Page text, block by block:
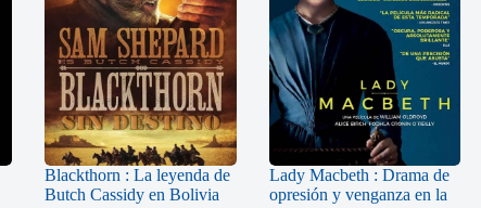
Blackthorn : La leyenda de
Butch Cassidy en Bolivia
Lady Macbeth : Drama de
opresión y venganza en la